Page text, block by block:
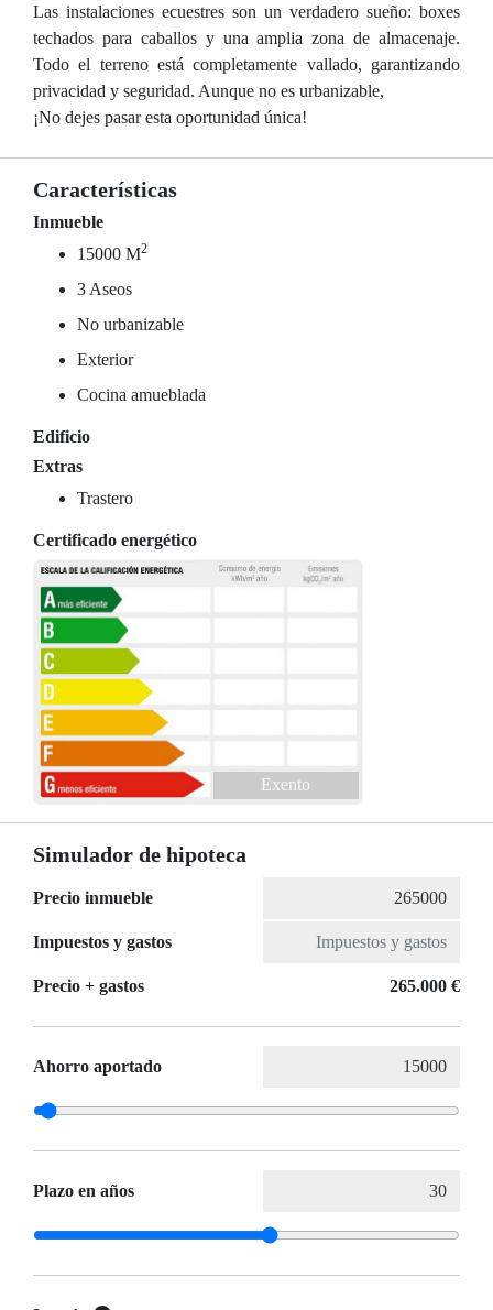
Las instalaciones ecuestres son un verdadero sueño: boxes
techados para caballos y una amplia zona de almacenaje.
Todo el terreno está completamente vallado, garantizando
privacidad y seguridad. Aunque no es urbanizable,
¡No dejes pasar esta oportunidad única!
Características
Inmueble
15000 M2
3 Aseos
No urbanizable
Exterior
Cocina amueblada
Edificio
Extras
Trastero
Certificado energético
Exento
Simulador de hipoteca
Precio inmueble
Impuestos y gastos
Precio + gastos 265.000 €
Ahorro aportado
Plazo en años